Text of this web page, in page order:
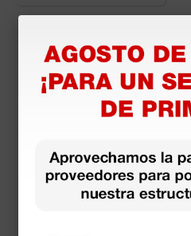
Lápiz optometríco